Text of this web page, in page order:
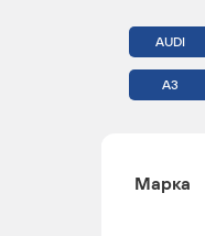
AUDI
A3
Марка